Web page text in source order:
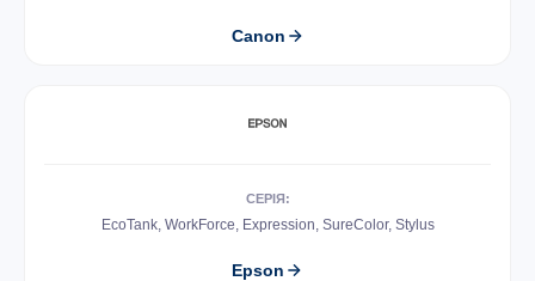
Canon
СЕРІЯ:
EcoTank, WorkForce, Expression, SureColor, Stylus
Epson